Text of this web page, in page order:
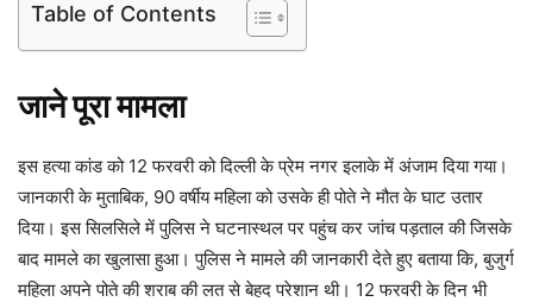
Table of Contents
जाने पूरा मामला
इस हत्या कांड को 12 फरवरी को दिल्ली के प्रेम नगर इलाके में अंजाम दिया गया।
जानकारी के मुताबिक, 90 वर्षीय महिला को उसके ही पोते ने मौत के घाट उतार
दिया। इस सिलसिले में पुलिस ने घटनास्थल पर पहुंच कर जांच पड़ताल की जिसके
बाद मामले का खुलासा हुआ। पुलिस ने मामले की जानकारी देते हुए बताया कि, बुजुर्ग
महिला अपने पोते की शराब की लत से बेहद परेशान थी। 12 फरवरी के दिन भी